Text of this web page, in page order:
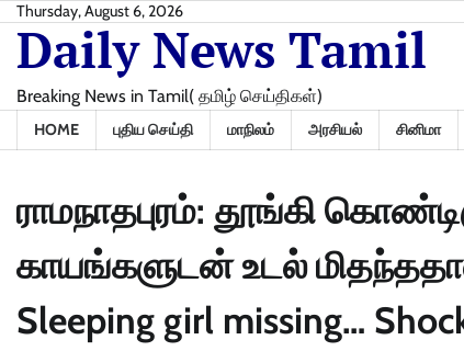
Skip
content
Thursday, August 6, 2026
Daily News Tamil
Breaking News in Tamil( தமிழ் செய்திகள்)
HOME புதிய செய்தி மாநிலம் அரசியல் சினிமா
ராமநாதபுரம்: தூங்கி
காயங்களுடன் உடல்
Sleeping girl missing…